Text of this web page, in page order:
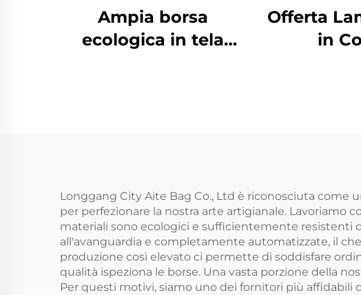
Ampia borsa
ecologica in tela
Offerta
in
Longgang City Aite Bag Co., Ltd è riconosciuta
per perfezionare la nostra arte artigianale. Lavoriamo
materiali sono ecologici e sufficientemente resistenti
all'avanguardia e completamente automatizzate, il
produzione così elevato ci permette di soddisfare
qualità ispeziona le borse. Una vasta porzione della
Per questi motivi, siamo uno dei fornitori più affidabili